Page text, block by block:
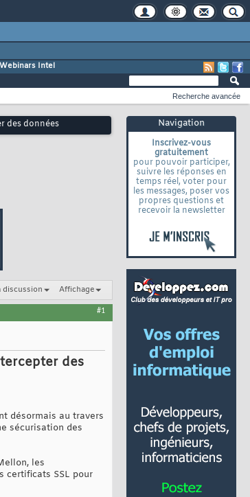
Webinars Intel
Navigation
Inscrivez-vous
gratuitement
pour pouvoir participer,
suivre les réponses en
temps réel, voter pour
les messages, poser vos
propres questions et
recevoir la newsletter
Recherche avancée
des données
discussion Affichage
#1
des
désormais au travers
sécurisation des
les
certificats SSL pour